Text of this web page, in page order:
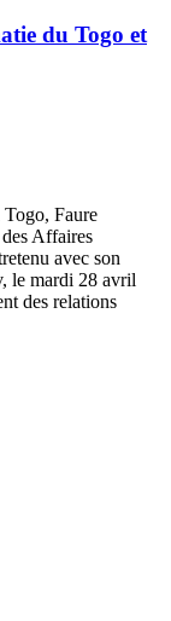
du Togo et
Faure
Affaires
avec son
le mardi 28 avril
des relations